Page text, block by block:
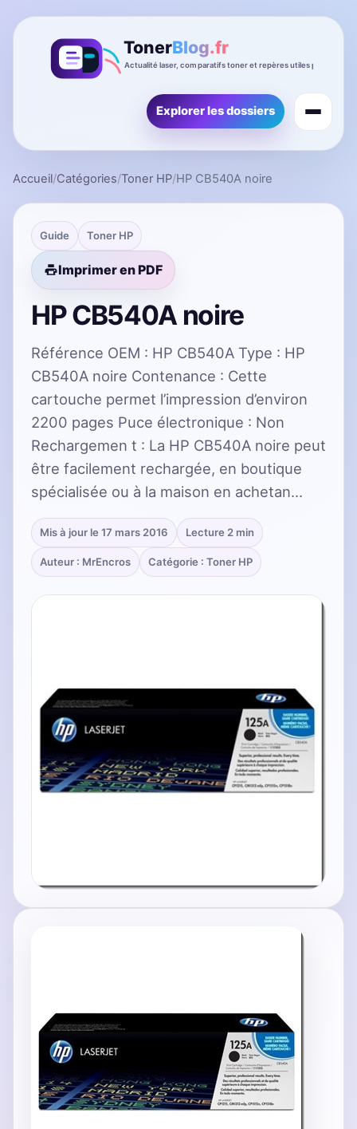
Explorer les dossiers
Accueil/Catégories/Toner HP/HP CB540A noire
Guide Toner HP
Imprimer en PDF
HP CB540A noire
Référence OEM : HP CB540A Type : HP
CB540A noire Contenance : Cette
cartouche permet l’impression d’environ
2200 pages Puce électronique : Non
Rechargemen t : La HP CB540A noire peut
être facilement rechargée, en boutique
spécialisée ou à la maison en achetan…
Mis à jour le 17 mars 2016 Lecture 2 min
Auteur : MrEncros Catégorie : Toner HP